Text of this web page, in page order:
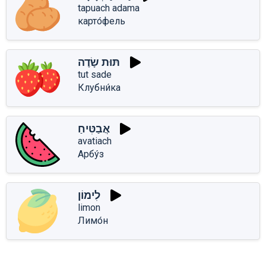
tapuach adama
карто́фель
תּוּת שָׂדֶה
tut sade
Клубни́ка
אֲבַטִּיחַ
avatiach
Арбу́з
לִימוֹן
limon
Лимо́н